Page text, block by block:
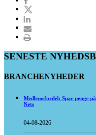
SENESTE
BRANCHENYHEDER
Medlemsfordel: Spar penge
Nets
04-08-2026